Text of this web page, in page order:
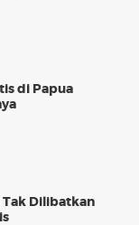
di Papua
Tak Dilibatkan